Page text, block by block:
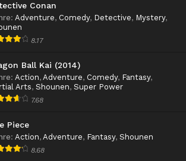
Conan
: Adventure, Comedy, Detective, Mystery,
8.17
Ball Kai (2014)
: Action, Adventure, Comedy, Fantasy,
Arts, Shounen, Super Power
7.68
Piece
: Action, Adventure, Fantasy, Shounen
8.68